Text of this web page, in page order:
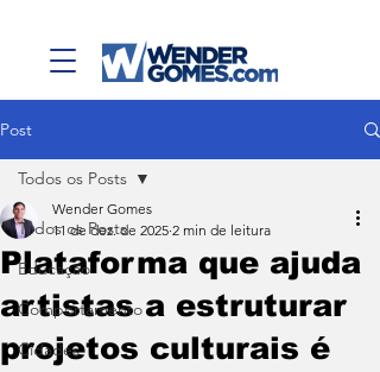
Post
Todos os Posts
Educação
Comportamento
Cidades
Todos os Posts
Plataforma que ajuda
artistas a estruturar
projetos culturais é
Wender Gomes
11 de dez. de 2025 2 min de leitura